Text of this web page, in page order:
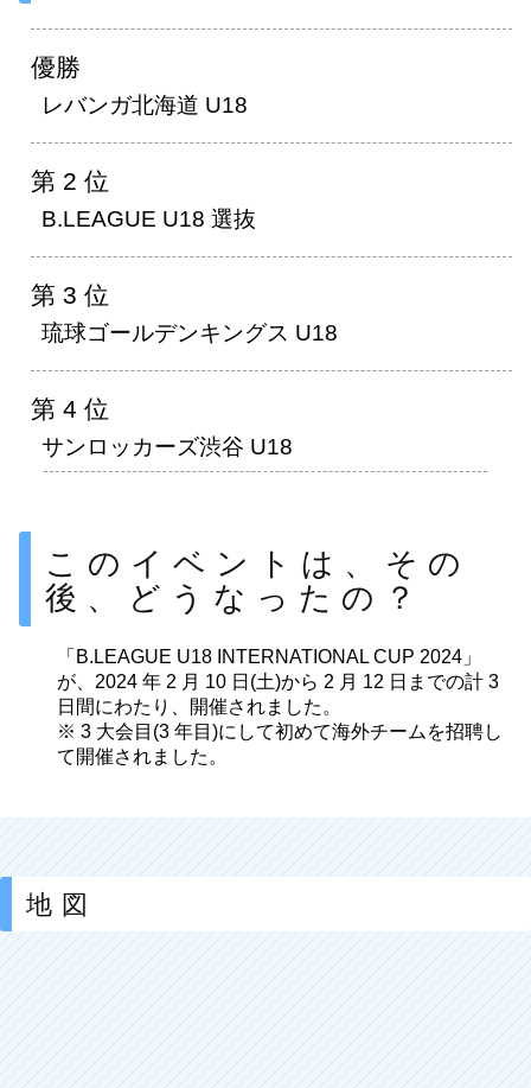
優勝
レバンガ北海道 U18
第 2 位
B.LEAGUE U18 選抜
第 3 位
琉球ゴールデンキングス U18
第 4 位
サンロッカーズ渋谷 U18
このイベントは、その
後、どうなったの？
「B.LEAGUE U18 INTERNATIONAL CUP 2024」
が、2024 年 2 月 10 日(土)から 2 月 12 日までの計 3
日間にわたり、開催されました。
※ 3 大会目(3 年目)にして初めて海外チームを招聘し
て開催されました。
地図